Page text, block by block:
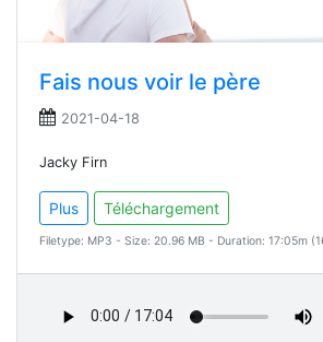
Fais nous voir le père
2021-04-18
Jacky Firn
Plus Téléchargement
Filetype: MP3 - Size: 20.96 MB - Duration: 17:05m